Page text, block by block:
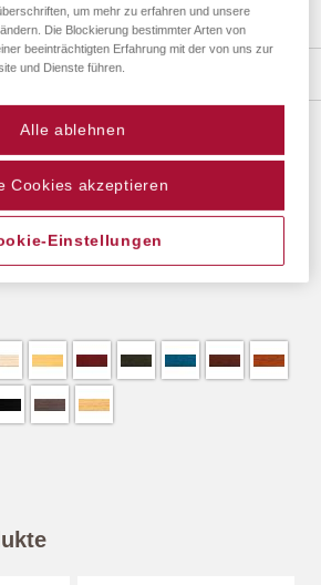
um mehr zu erfahren und unsere
Die Blockierung bestimmter Arten von
beeinträchtigten Erfahrung mit der von uns zur
und Dienste führen.
Alle ablehnen
Cookies akzeptieren
Einstellungen